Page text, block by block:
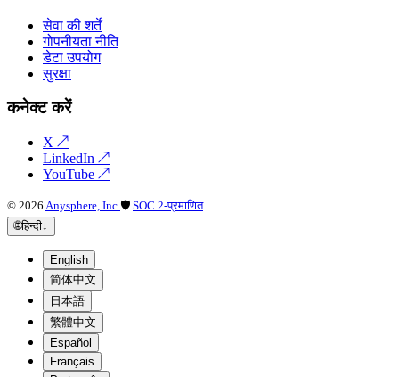
सेवा की शर्तें
गोपनीयता नीति
डेटा उपयोग
सुरक्षा
कनेक्ट करें
X ↗
LinkedIn ↗
YouTube ↗
© 2026 Anysphere, Inc. 🛡 SOC 2-प्रमाणित
🌐हिन्दी↓
English
简体中文
日本語
繁體中文
Español
Français